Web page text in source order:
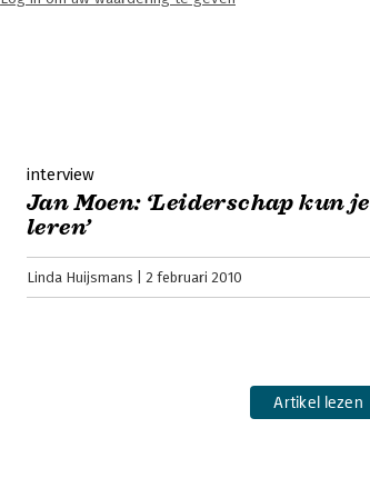
interview
Jan Moen: ‘Leiderschap kun je
leren’
Linda Huijsmans 2 februari 2010
Artikel lezen